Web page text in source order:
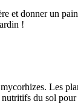
et donner un
!
Les
du sol